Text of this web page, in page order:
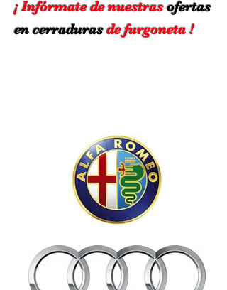
¡ Infórmatede nuestrasofertas
en cerradurasde furgoneta !